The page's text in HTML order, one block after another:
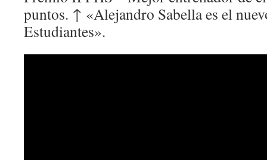
puntos. ↑ «Alejandro Sabella es el
Estudiantes».